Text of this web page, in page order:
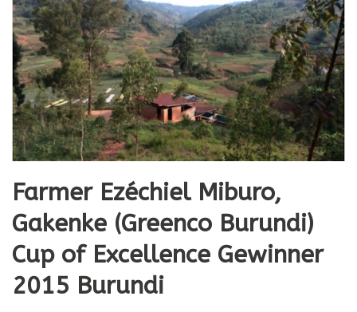
Farmer Ezéchiel Miburo,
Gakenke (Greenco Burundi)
Cup of Excellence Gewinner
2015 Burundi